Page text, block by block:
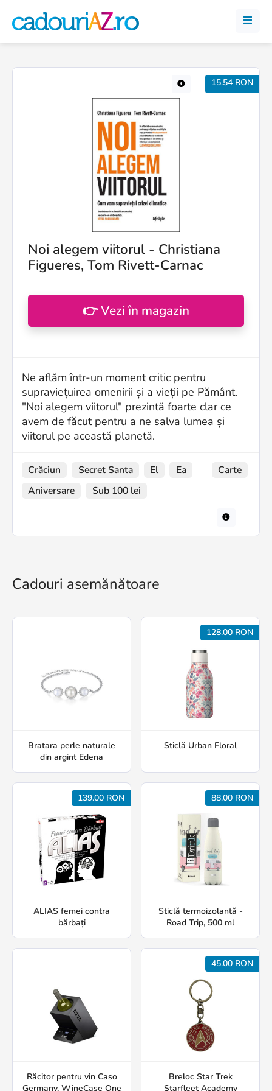
15.54 RON
Noi alegem viitorul - Christiana
Figueres, Tom Rivett-Carnac
👉 Vezi în magazin
Ne aflăm într-un moment critic pentru
supraviețuirea omenirii și a vieții pe Pământ.
"Noi alegem viitorul" prezintă foarte clar ce
avem de făcut pentru a ne salva lumea și
viitorul pe această planetă.
Crăciun Secret Santa El
Ea
Aniversare
Sub 100 lei
Carte
Cadouri asemănătoare
Bratara perle naturale
din argint Edena
128.00 RON
Sticlă Urban Floral
139.00 RON
ALIAS femei contra
bărbați
88.00 RON
Sticlă termoizolantă -
Road Trip, 500 ml
Răcitor pentru vin Caso
Germany, WineCase One
45.00 RON
Breloc Star Trek
Starfleet Academy